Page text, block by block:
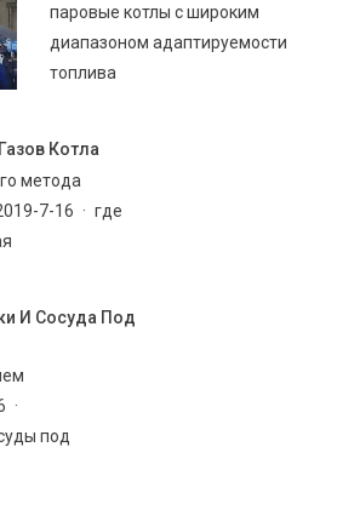
паровые котлы с широким
диапазоном адаптируемости
топлива
Котла
метода
7-16 · где
И Сосуда Под
·
под